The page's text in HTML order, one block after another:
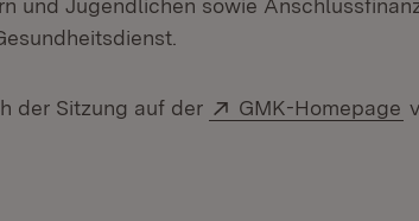
und Jugendlichen sowie
der Sitzung auf der Extern:
GMK-Homepage